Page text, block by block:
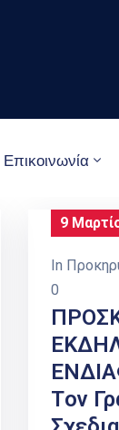
Επικοινωνία
9
In
0
Τoν